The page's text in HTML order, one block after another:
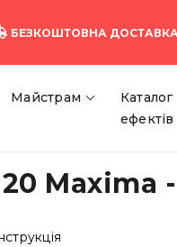
БЕЗКОШТОВНА
Майстрам
Каталог
ефектів
Maxima -